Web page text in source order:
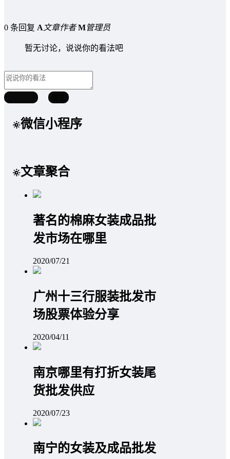
0 条回复 A文章作者 M管理员
暂无讨论，说说你的看法吧
微信小程序
文章聚合
著名的棉麻女装成品批
发市场在哪里
2020/07/21
广州十三行服装批发市
场股票体验分享
2020/04/11
南京哪里有打折女装尾
货批发供应
2020/07/23
南宁的女装及成品批发